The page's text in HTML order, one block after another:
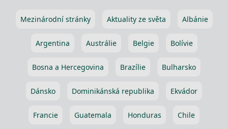
Mezinárodní stránky Aktuality ze světa Albánie
Argentina Austrálie Belgie Bolívie
Bosna a Hercegovina Brazílie Bulharsko
Dánsko Dominikánská republika Ekvádor
Francie Guatemala Honduras Chile